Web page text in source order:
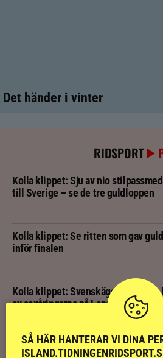
Det händer i vinter
RIDSPORT
Kolla klippet: Sju av nio
till Sverige – se de tre guldloppen
Kolla klippet: Se ritten som gav
inför finalen
Kolla klippet: Svenskägda hingsten
av sexåringarna på Landsmót
Kolla klippet: Gljátoppur-dotterns
SÅ HÄR HANTERAR VI DINA